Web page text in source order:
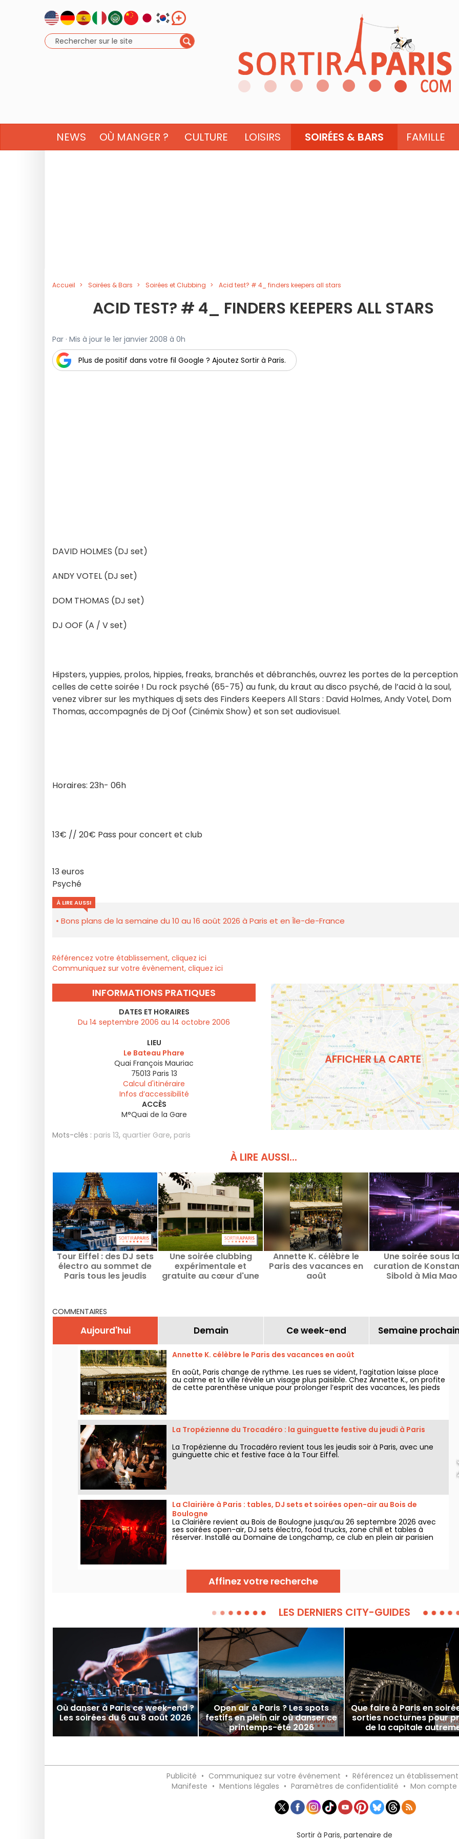
NEWS OÙ MANGER ? CULTURE LOISIRS SOIRÉES & BARS FAMILLE
Accueil Soirées & Bars Soirées et Clubbing Acid test? # 4_ finders keepers all stars
ACID TEST? # 4_ FINDERS KEEPERS ALL STARS
Par · Mis à jour le 1er janvier 2008 à 0h
Plus de positif dans votre fil Google ? Ajoutez Sortir à Paris.
DAVID HOLMES (DJ set)
ANDY VOTEL (DJ set)
DOM THOMAS (DJ set)
DJ OOF (A / V set)
Hipsters, yuppies, prolos, hippies, freaks, branchés et débranchés, ouvrez les portes de la
celles de cette soirée ! Du rock psyché (65-75) au funk, du kraut au disco psyché, de l’acid à la soul,
venez vibrer sur les mythiques dj sets des Finders Keepers All Stars : David Holmes, Andy Votel, Dom
Thomas, accompagnés de Dj Oof (Cinémix Show) et son set audiovisuel.
Horaires: 23h- 06h
13€ // 20€ Pass pour concert et club
13 euros
Psyché
À LIRE AUSSI
Bons plans de la semaine du 10 au 16 août 2026 à Paris et en Île-de-France
Référencez votre établissement, cliquez ici
Communiquez sur votre évènement, cliquez ici
INFORMATIONS PRATIQUES
DATES ET HORAIRES
Du 14 septembre 2006 au 14 octobre 2006
LIEU
Le Bateau Phare
Quai François Mauriac
75013 Paris 13
Calcul d'itinéraire
Infos d’accessibilité
ACCÈS
M°Quai de la Gare
AFFICHER LA CARTE
Mots-clés : paris 13, quartier Gare, paris
À LIRE AUSSI...
Tour Eiffel : des DJ sets
électro au sommet de
Paris tous les jeudis
Une soirée clubbing
expérimentale et
gratuite au cœur d'une
Annette K. célèbre le
Paris des vacances en
août
Une soirée sous la
curation de
Sibold à Mia Mao
COMMENTAIRES
Aujourd'hui Demain Ce week-end Semaine
Annette K. célèbre le Paris des vacances en août
En août, Paris change de rythme. Les rues se vident, l’agitation laisse place
au calme et la ville révèle un visage plus paisible. Chez Annette K., on profite
de cette parenthèse unique pour prolonger l’esprit des vacances, les pieds
La Tropézienne du Trocadéro : la guinguette festive du jeudi à Paris
La Tropézienne du Trocadéro revient tous les jeudis soir à Paris, avec une
guinguette chic et festive face à la Tour Eiffel.
La Clairière à Paris : tables, DJ sets et soirées open-air au Bois de
Boulogne
La Clairière revient au Bois de Boulogne jusqu’au 26 septembre 2026 avec
ses soirées open-air, DJ sets électro, food trucks, zone chill et tables à
réserver. Installé au Domaine de Longchamp, ce club en plein air parisien
Affinez votre recherche
LES DERNIERS CITY-GUIDES
Où danser à Paris ce week-end ?
Les soirées du 6 au 8 août 2026
Open air à Paris ? Les spots
festifs en plein air où danser ce
printemps-été 2026
Que faire à Paris en
sorties nocturnes pour
de la capitale
Publicité • Communiquez sur votre événement • Référencez un établissement
Manifeste • Mentions légales • Paramètres de confidentialité • Mon compte
Sortir à Paris, partenaire de